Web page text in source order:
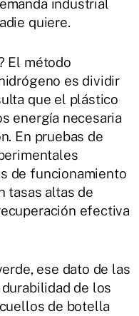
industrial
quiere.
El método
es dividir
que el plástico
energía necesaria
En pruebas de
de funcionamiento
tasas altas de
efectiva
ese dato de las
de los
de botella